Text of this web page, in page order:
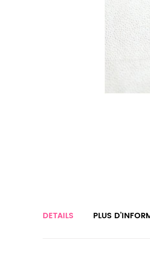
DETAILS PLUS